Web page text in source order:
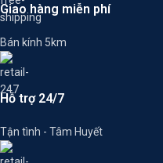
Giao hàng miễn phí
Bán kính 5km
Hỗ trợ 24/7
Tận tình - Tâm Huyết